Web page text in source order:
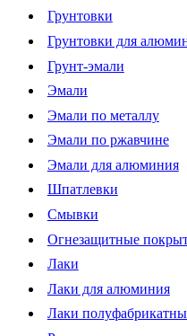
Грунтовки
Грунтовки для
Грунт-эмали
Эмали
Эмали по металлу
Эмали по ржавчине
Эмали для алюминия
Шпатлевки
Смывки
Огнезащитные
Лаки
Лаки для алюминия
Лаки